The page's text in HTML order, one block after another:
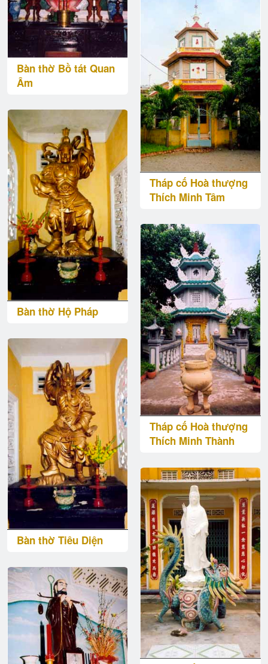
Bàn thờ Bồ tát Quan
Âm
Bàn thờ Hộ Pháp
Bàn thờ Tiêu Diện
Tháp cố Hoà thượng
Thích Minh Tâm
Tháp cố Hoà thượng
Thích Minh Thành